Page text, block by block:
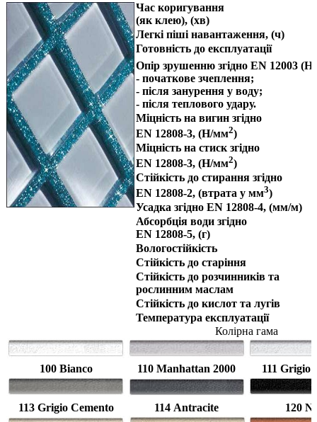
Час коригування
(як клею), (хв)
Легкі піші навантаження, (ч)
Готовність до експлуатації
Опір зрушенню згідно EN 12003
- початкове зчеплення;
- після занурення у воду;
- після теплового удару.
Міцність на вигин згідно
EN 12808-3, (Н/мм2)
Міцність на стиск згідно
EN 12808-3, (Н/мм2)
Стійкість до стирання згідно
EN 12808-2, (втрата у мм3)
Усадка згідно EN 12808-4, (мм/м)
Абсорбція води згідно
EN 12808-5, (г)
Вологостійкість
Стійкість до старіння
Стійкість до розчинників та
рослинним маслам
Стійкість до кислот та лугів
Температура експлуатації
Колірна гама
100 Bianco 110 Manhattan 2000 111 Grigio
113 Grigio Cemento 114 Antracite 120